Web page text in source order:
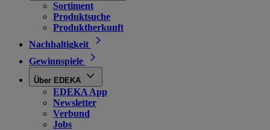
Sortiment
Produktsuche
Produktherkunft
Nachhaltigkeit
Gewinnspiele
Über EDEKA
EDEKA App
Newsletter
Verbund
Jobs